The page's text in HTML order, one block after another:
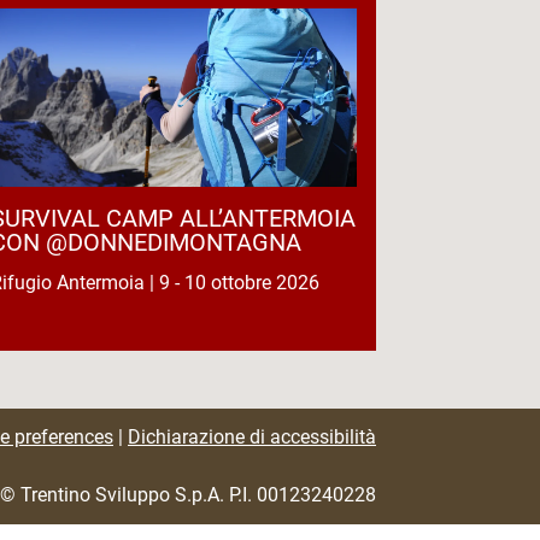
CAMP ALL’ANTERMOIA
@DONNEDIMONTAGNA
Antermoia | 9 - 10 ottobre 2026
preferences Dichiarazione di accessibilità
© Trentino Sviluppo S.p.A. P.I. 00123240228